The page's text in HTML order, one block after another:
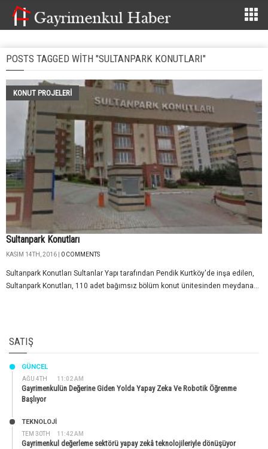
POSTS TAGGED WITH "SULTANPARK KONUTLARI"
KONUT PROJELERI
Sultanpark Konutları
KASIM 14TH, 2016 | 0 COMMENTS
Sultanpark Konutları Sultanlar Yapı tarafından Pendik Kurtköy'de inşa edilen,
Sultanpark Konutları, 110 adet bağımsız bölüm konut ünitesinden meydana...
SATIŞ
AĞU 4TH 11:02 AM
GÜNCEL
Gayrimenkulün Değerine Giden Yolda Yapay Zeka Ve Robotik Öğrenme
Başlıyor
TEM 30TH 11:42 AM
TEKNOLOJİ
Gayrimenkul değerleme sektörü yapay zekâ teknolojileriyle dönüşüyor